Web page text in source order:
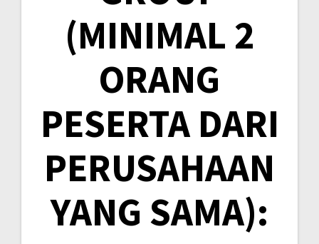
(MINIMAL 2
ORANG
PESERTA DARI
PERUSAHAAN
YANG SAMA):